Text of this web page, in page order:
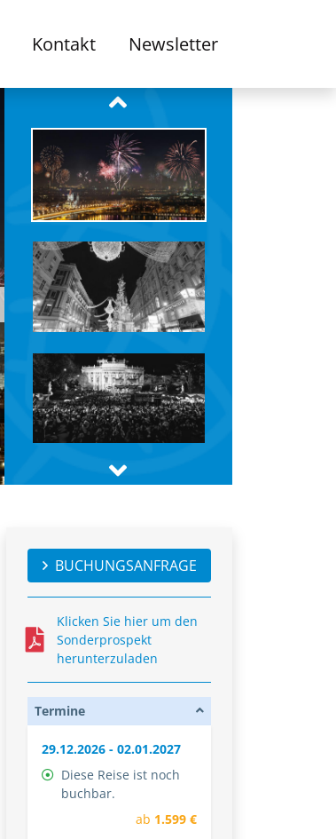
Kontakt Newsletter
BUCHUNGSANFRAGE
Klicken Sie hier um den
Sonderprospekt
herunterzuladen
Termine
29.12.2026 - 02.01.2027
Diese Reise ist noch
buchbar.
ab 1.599 €